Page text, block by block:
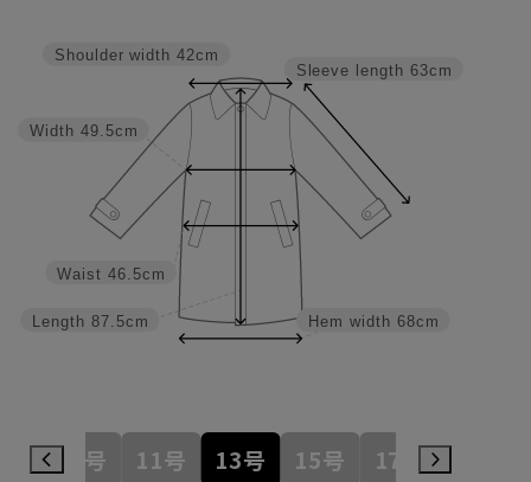
Hem width 68cm
Sleeve length 63cm
Length 87.5cm
Waist 46.5cm
Width 49.5cm
Shoulder width 42cm
7号 9号 11号 13号 15号 17号